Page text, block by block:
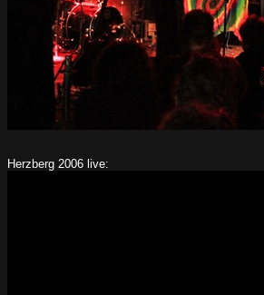
Herzberg 2006 live: